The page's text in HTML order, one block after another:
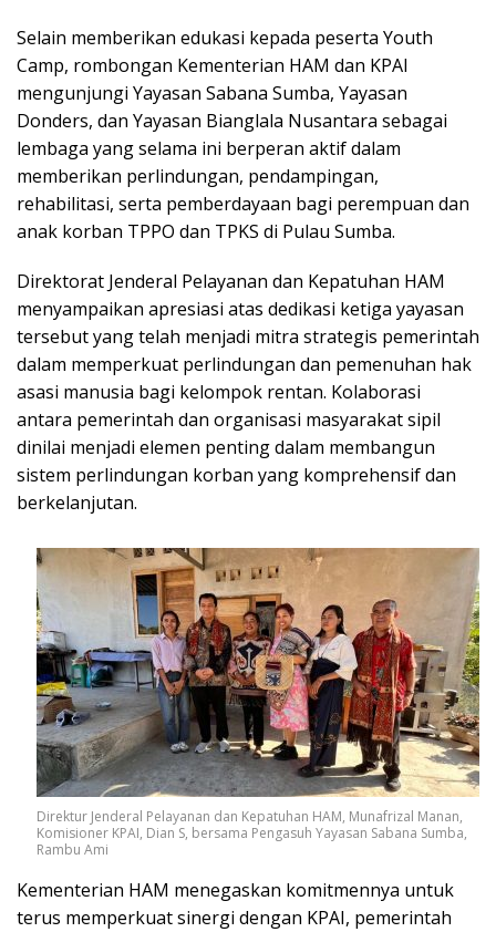
Selain memberikan edukasi kepada peserta Youth
Camp, rombongan Kementerian HAM dan KPAI
mengunjungi Yayasan Sabana Sumba, Yayasan
Donders, dan Yayasan Bianglala Nusantara sebagai
lembaga yang selama ini berperan aktif dalam
memberikan perlindungan, pendampingan,
rehabilitasi, serta pemberdayaan bagi perempuan dan
anak korban TPPO dan TPKS di Pulau Sumba.
Direktorat Jenderal Pelayanan dan Kepatuhan HAM
menyampaikan apresiasi atas dedikasi ketiga yayasan
tersebut yang telah menjadi mitra strategis pemerintah
dalam memperkuat perlindungan dan pemenuhan hak
asasi manusia bagi kelompok rentan. Kolaborasi
antara pemerintah dan organisasi masyarakat sipil
dinilai menjadi elemen penting dalam membangun
sistem perlindungan korban yang komprehensif dan
berkelanjutan.
Direktur Jenderal Pelayanan dan Kepatuhan HAM, Munafrizal Manan,
Komisioner KPAI, Dian S, bersama Pengasuh Yayasan Sabana Sumba,
Rambu Ami
Kementerian HAM menegaskan komitmennya untuk
terus memperkuat sinergi dengan KPAI, pemerintah